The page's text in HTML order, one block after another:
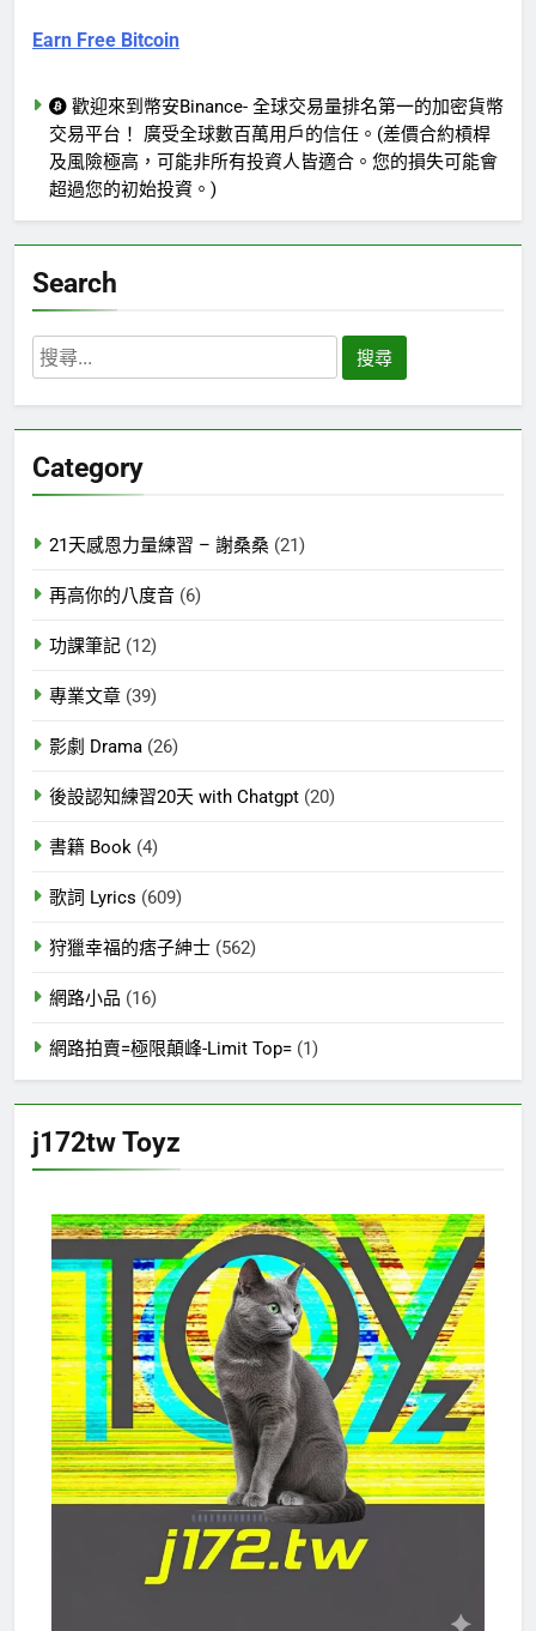
Earn Free Bitcoin
歡迎來到幣安Binance- 全球交易量排名第一的加密貨幣
交易平台！ 廣受全球數百萬用戶的信任。(差價合約槓桿
及風險極高，可能非所有投資人皆適合。您的損失可能會
超過您的初始投資。)
Search
搜
尋
字:
Category
21天感恩力量練習 – 謝桑桑 (21)
再高你的八度音 (6)
功課筆記 (12)
專業文章 (39)
影劇 Drama (26)
後設認知練習20天 with Chatgpt (20)
書籍 Book (4)
歌詞 Lyrics (609)
狩獵幸福的痞子紳士 (562)
網路小品 (16)
網路拍賣=極限顛峰-Limit Top= (1)
j172tw Toyz